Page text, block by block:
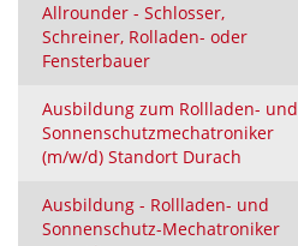
Allrounder - Schlosser,
Schreiner, Rolladen- oder
Fensterbauer
Ausbildung zum Rollladen- und
Sonnenschutzmechatroniker
(m/w/d) Standort Durach
Ausbildung - Rollladen- und
Sonnenschutz-Mechatroniker